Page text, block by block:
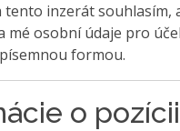
inzerát souhlasím,
mé osobní údaje pro
formou.
o pozícii